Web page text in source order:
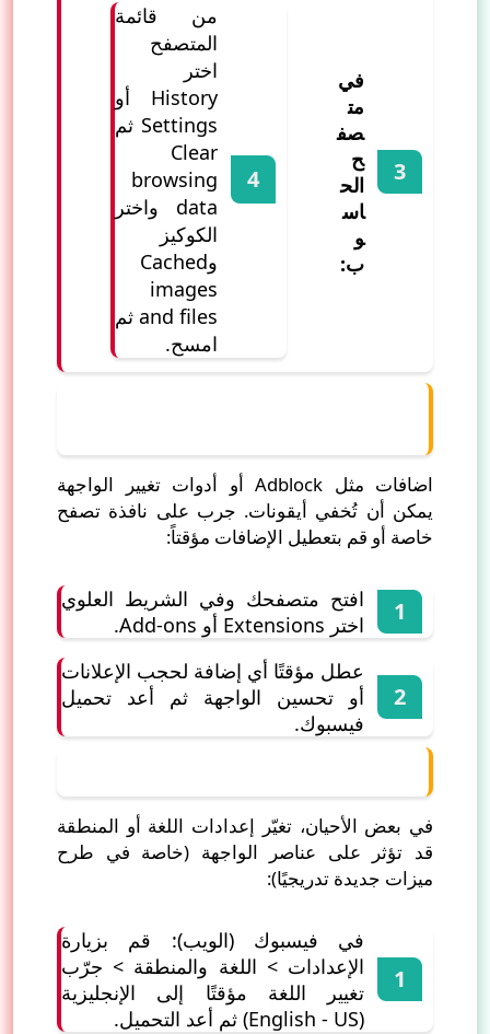
في
مت
صف
ح
الح
اس
و
ب:
من قائمة
المتصفح
اختر
History أو
Settings ثم
Clear
browsing
data واختر
الكوكيز
وCached
images
and files ثم
امسح.
اضافات مثل Adblock أو أدوات تغيير الواجهة
يمكن أن تُخفي أيقونات. جرب على نافذة تصفح
خاصة أو قم بتعطيل الإضافات مؤقتاً:
افتح متصفحك وفي الشريط العلوي
اختر Extensions أو Add-ons.
عطل مؤقتًا أي إضافة لحجب الإعلانات
أو تحسين الواجهة ثم أعد تحميل
فيسبوك.
في بعض الأحيان، تغيّر إعدادات اللغة أو المنطقة
قد تؤثر على عناصر الواجهة (خاصة في طرح
ميزات جديدة تدريجيًا):
في فيسبوك (الويب): قم بزيارة
الإعدادات > اللغة والمنطقة > جرّب
تغيير اللغة مؤقتًا إلى الإنجليزية
(English - US) ثم أعد التحميل.